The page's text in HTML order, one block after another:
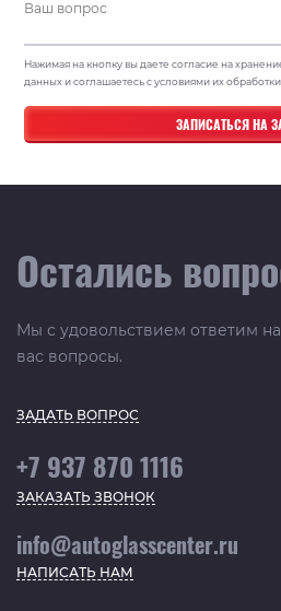
Нажимая на кнопку вы даете согласие на
данных и соглашаетесь с условиями их обработки.
Остались
Мы с удовольствием ответим
вас вопросы.
ЗАДАТЬ ВОПРОС
+7 937 870 1116
ЗАКАЗАТЬ ЗВОНОК
info@autoglasscenter.ru
НАПИСАТЬ НАМ